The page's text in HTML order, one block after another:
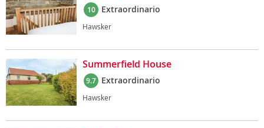
10 Extraordinario
Hawsker
Summerfield House
9.7 Extraordinario
Hawsker